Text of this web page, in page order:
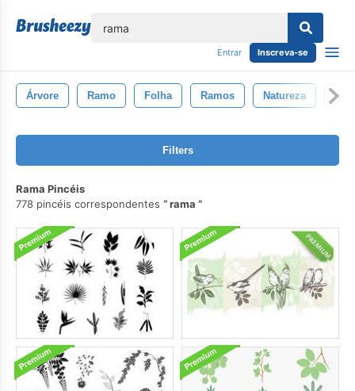
Entrar Inscreva-se
Árvore Ramo Folha Ramos Natureza Flor
Filters
Rama Pincéis
778 pincéis correspondentes
rama